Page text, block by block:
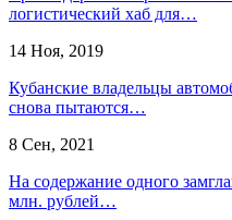
логистический хаб для…
14 Ноя, 2019
​Кубанские владельцы
снова пытаются…
8 Сен, 2021
На содержание одного
млн. рублей…